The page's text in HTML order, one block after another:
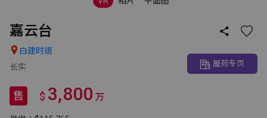
嘉云台

 白建时道
长实
屋苑专页
售 $ 3,800 万